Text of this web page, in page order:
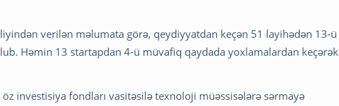
verilən məlumata görə, qeydiyyatdan keçən 51 layihədən 13-ü
Həmin 13 startapdan 4-ü müvafiq qaydada yoxlamalardan keçərək
investisiya fondları vasitəsilə texnoloji müəssisələrə sərmayə